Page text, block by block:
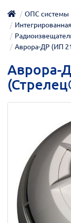
ОПС системы
Аврора-ДР (ИП
Аврора-